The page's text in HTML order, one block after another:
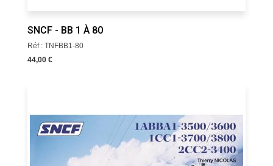
SNCF - BB 1 À 80
Réf : TNFBB1-80
44,00 €